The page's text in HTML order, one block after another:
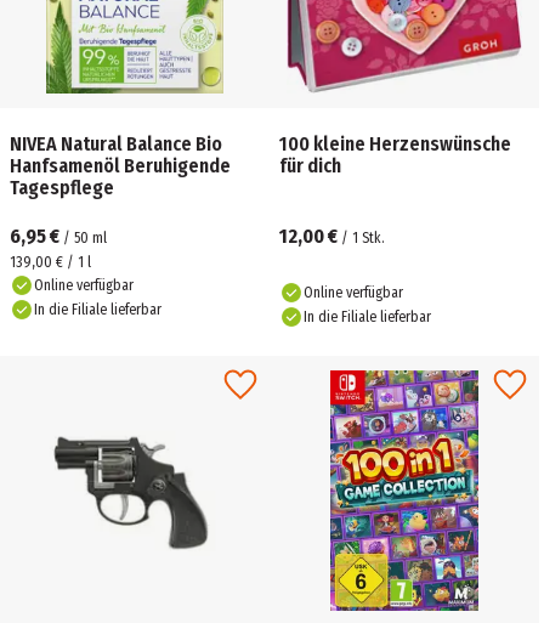
NIVEA Natural Balance Bio
Hanfsamenöl Beruhigende
Tagespflege
6,95 € / 50 ml
139,00 € / 1 l
Online verfügbar
In die Filiale lieferbar
100 kleine Herzenswünsche
für dich
12,00 € / 1 Stk.
Online verfügbar
In die Filiale lieferbar